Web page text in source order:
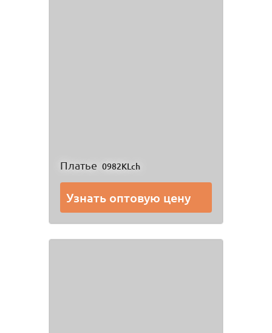
Платье 0982KLch
Узнать оптовую цену